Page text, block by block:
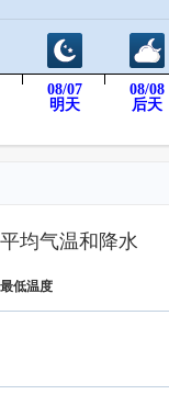
08/07
明天
08/08
后天
均气温和降水
最低温度